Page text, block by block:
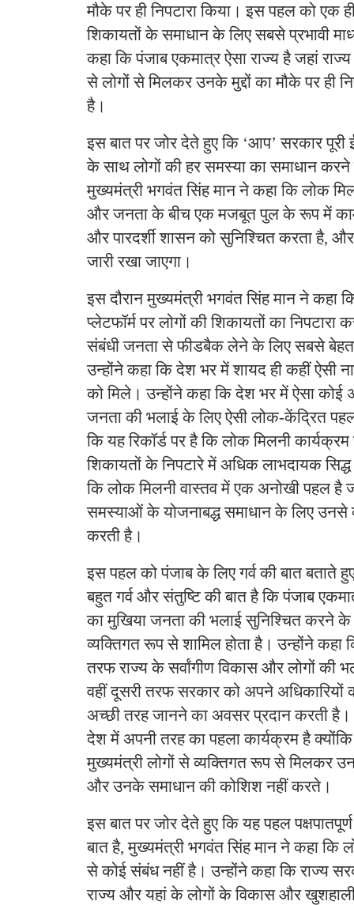
मौके पर ही निपटारा किया। इस पहल को एक
शिकायतों के समाधान के लिए सबसे प्रभावी
कहा कि पंजाब एकमात्र ऐसा राज्य है जहां
से लोगों से मिलकर उनके मुद्दों का मौके पर ही
है।
इस बात पर जोर देते हुए कि ‘आप’ सरकार पूरी
के साथ लोगों की हर समस्या का समाधान करने
मुख्यमंत्री भगवंत सिंह मान ने कहा कि लोक
और जनता के बीच एक मजबूत पुल के रूप में
और पारदर्शी शासन को सुनिश्चित करता है,
जारी रखा जाएगा।
इस दौरान मुख्यमंत्री भगवंत सिंह मान ने कहा
प्लेटफॉर्म पर लोगों की शिकायतों का
संबंधी जनता से फीडबैक लेने के लिए सबसे
उन्होंने कहा कि देश भर में शायद ही कहीं ऐसी
को मिले। उन्होंने कहा कि देश भर में ऐसा कोई
जनता की भलाई के लिए ऐसी लोक-केंद्रित
कि यह रिकॉर्ड पर है कि लोक मिलनी
शिकायतों के निपटारे में अधिक लाभदायक सिद्ध
कि लोक मिलनी वास्तव में एक अनोखी पहल है
समस्याओं के योजनाबद्ध समाधान के लिए उनसे
करती है।
इस पहल को पंजाब के लिए गर्व की बात बताते
बहुत गर्व और संतुष्टि की बात है कि पंजाब
का मुखिया जनता की भलाई सुनिश्चित करने के
व्यक्तिगत रूप से शामिल होता है। उन्होंने कहा
तरफ राज्य के सर्वांगीण विकास और लोगों की
वहीं दूसरी तरफ सरकार को अपने अधिकारियों
अच्छी तरह जानने का अवसर प्रदान करती है।
देश में अपनी तरह का पहला कार्यक्रम है
मुख्यमंत्री लोगों से व्यक्तिगत रूप से मिलकर
और उनके समाधान की कोशिश नहीं करते।
इस बात पर जोर देते हुए कि यह पहल
बात है, मुख्यमंत्री भगवंत सिंह मान ने कहा कि
से कोई संबंध नहीं है। उन्होंने कहा कि राज्य
राज्य और यहां के लोगों के विकास और